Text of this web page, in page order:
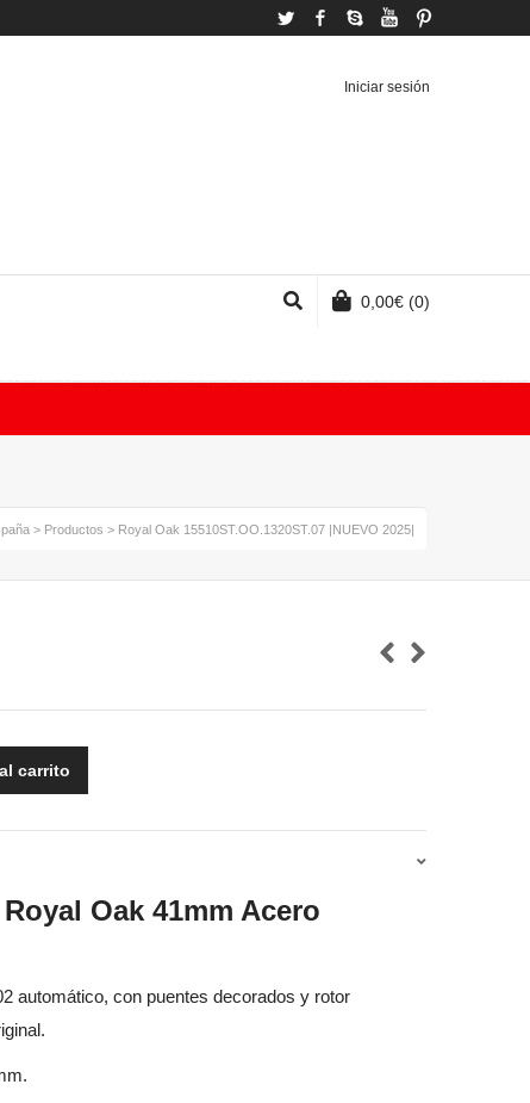
Twitter Facebook
Skype YouTube
Iniciar sesión
0,00€ (0)
> Productos > Royal Oak 15510ST.OO.1320ST.07 |NUEVO 2025|
carrito
Oak 41mm Acero
automático, con puentes decorados y rotor